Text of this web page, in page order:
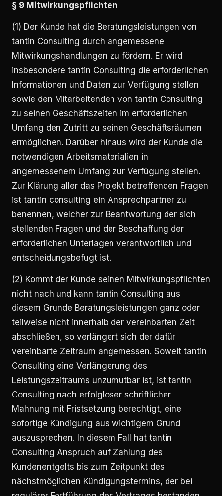
§ 9 Mitwirkungspflichten
(1) Der Kunde hat die Beratungsleistungen von
tantin Consulting durch angemessene
Mitwirkungshandlungen zu fördern. Er wird
insbesondere tantin Consulting die erforderlichen
Informationen und Daten zur Verfügung stellen
sowie den Mitarbeitenden von tantin Consulting
zu seinen Geschäftszeiten im erforderlichen
Umfang den Zutritt zu seinen Geschäftsräumen
ermöglichen. Darüber hinaus wird der Kunde die
notwendigen Arbeitsmaterialien in
angemessenem Umfang zur Verfügung stellen.
Zur Klärung aller das Projekt betreffenden Fragen
ist tantin consulting ein Ansprechpartner zu
benennen, welcher zur Beantwortung der sich
stellenden Fragen und der Beschaffung der
erforderlichen Unterlagen verantwortlich und
entscheidungsbefugt ist.
(2) Kommt der Kunde seinen Mitwirkungspflichten
nicht nach und kann tantin Consulting aus
diesem Grunde Beratungsleistungen ganz oder
teilweise nicht innerhalb der vereinbarten Zeit
abschließen, so verlängert sich der dafür
vereinbarte Zeitraum angemessen. Soweit tantin
Consulting eine Verlängerung des
Leistungszeitraums unzumutbar ist, ist tantin
Consulting nach erfolgloser schriftlicher
Mahnung mit Fristsetzung berechtigt, eine
sofortige Kündigung aus wichtigem Grund
auszusprechen. In diesem Fall hat tantin
Consulting Anspruch auf Zahlung des
Kundenentgelts bis zum Zeitpunkt des
nächstmöglichen Kündigungstermins, der bei